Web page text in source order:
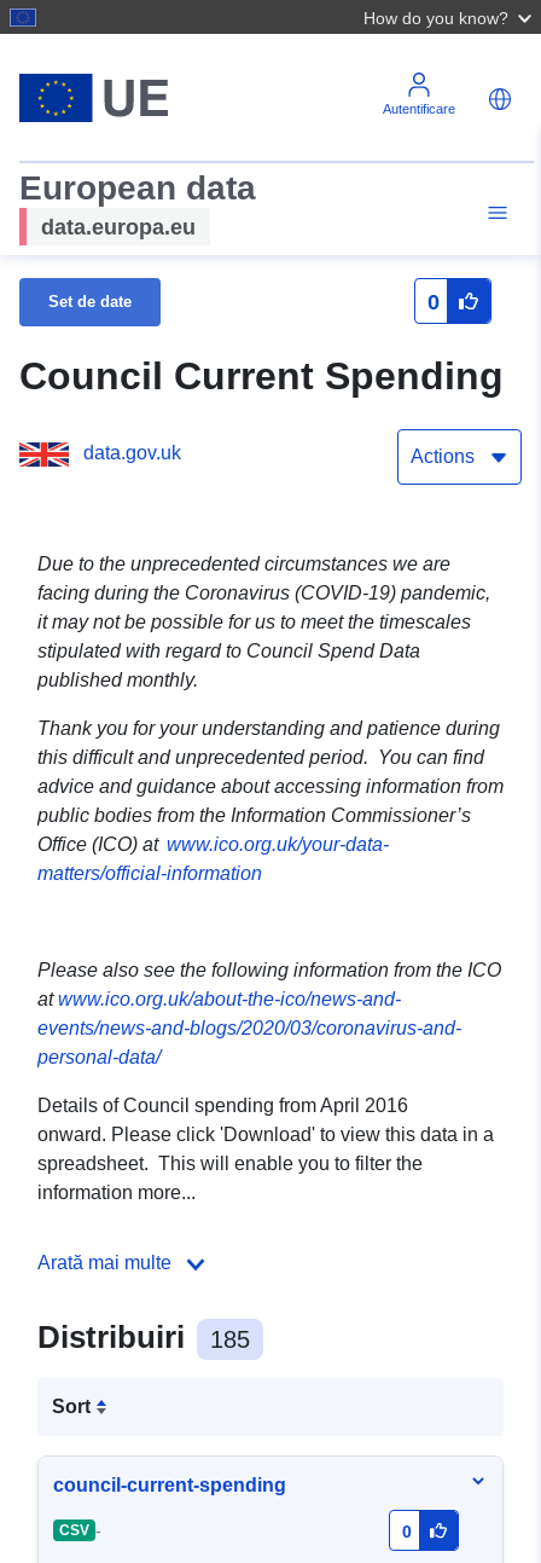
How do you know?
Autentificare
European data
data.europa.eu
Set de date 0
Council Current Spending
data.gov.uk Actions
Due to the unprecedented circumstances we are
facing during the Coronavirus (COVID-19) pandemic,
it may not be possible for us to meet the timescales
stipulated with regard to Council Spend Data
published monthly.
Thank you for your understanding and patience during
this difficult and unprecedented period. You can find
advice and guidance about accessing information from
public bodies from the Information Commissioner’s
Office (ICO) at www.ico.org.uk/your-data-
matters/official-information
Please also see the following information from the ICO
atwww.ico.org.uk/about-the-ico/news-and-
events/news-and-blogs/2020/03/coronavirus-and-
personal-data/
Details of Council spending from April 2016
onward. Please click 'Download' to view this data in a
spreadsheet. This will enable you to filter the
information more...
Arată mai multe
Distribuiri 185
Sort
council-current-spending
CSV - 0